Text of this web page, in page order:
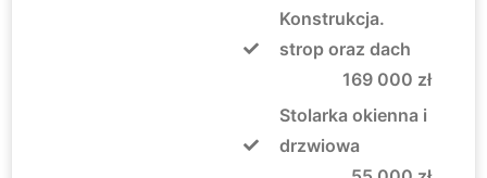
Konstrukcja.
strop oraz dach
169 000 zł
Stolarka okienna i
drzwiowa